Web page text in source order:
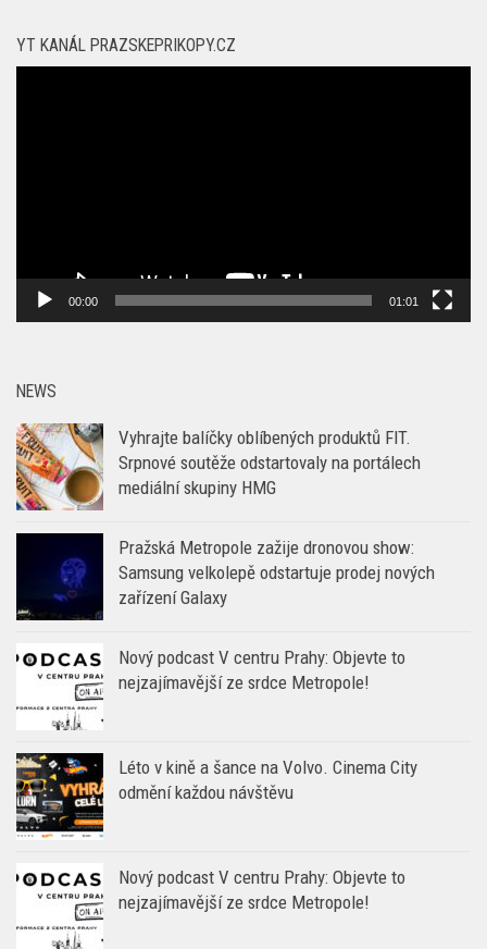
YT KANÁL PRAZSKEPRIKOPY.CZ
00:00 01:01
NEWS
Vyhrajte balíčky oblíbených produktů FIT.
Srpnové soutěže odstartovaly na portálech
mediální skupiny HMG
Pražská Metropole zažije dronovou show:
Samsung velkolepě odstartuje prodej nových
zařízení Galaxy
Nový podcast V centru Prahy: Objevte to
nejzajímavější ze srdce Metropole!
Léto v kině a šance na Volvo. Cinema City
odmění každou návštěvu
Nový podcast V centru Prahy: Objevte to
nejzajímavější ze srdce Metropole!